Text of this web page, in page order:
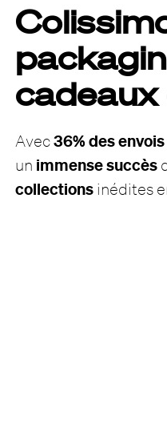
Avec36% des envois
un immense succès
collections inédites